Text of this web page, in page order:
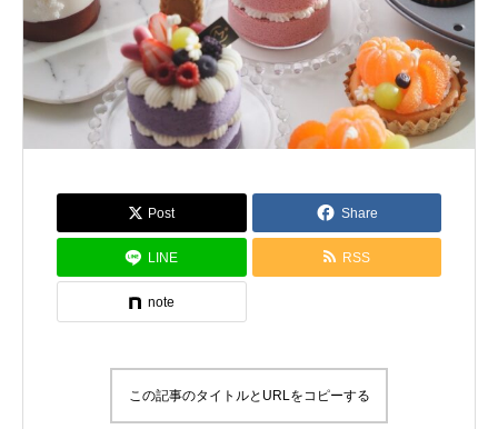
Post Share
LINE RSS
note
この記事のタイトルとURLをコピーする